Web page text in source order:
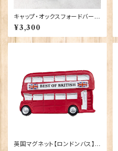
キャップ・オックスフォードバーガ
ンディ 00189
¥3,300
英国マグネット【ロンドンバス】E